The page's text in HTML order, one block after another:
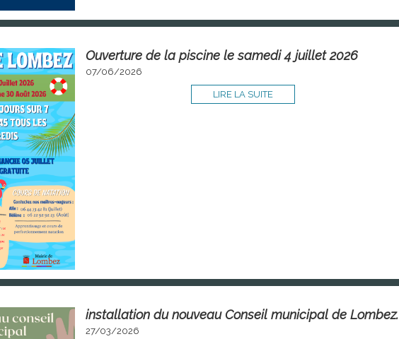
Ouverture de la piscine le samedi 4 juillet 2026
07/06/2026
LIRE LA SUITE
installation du nouveau Conseil municipal de Lombez.
27/03/2026